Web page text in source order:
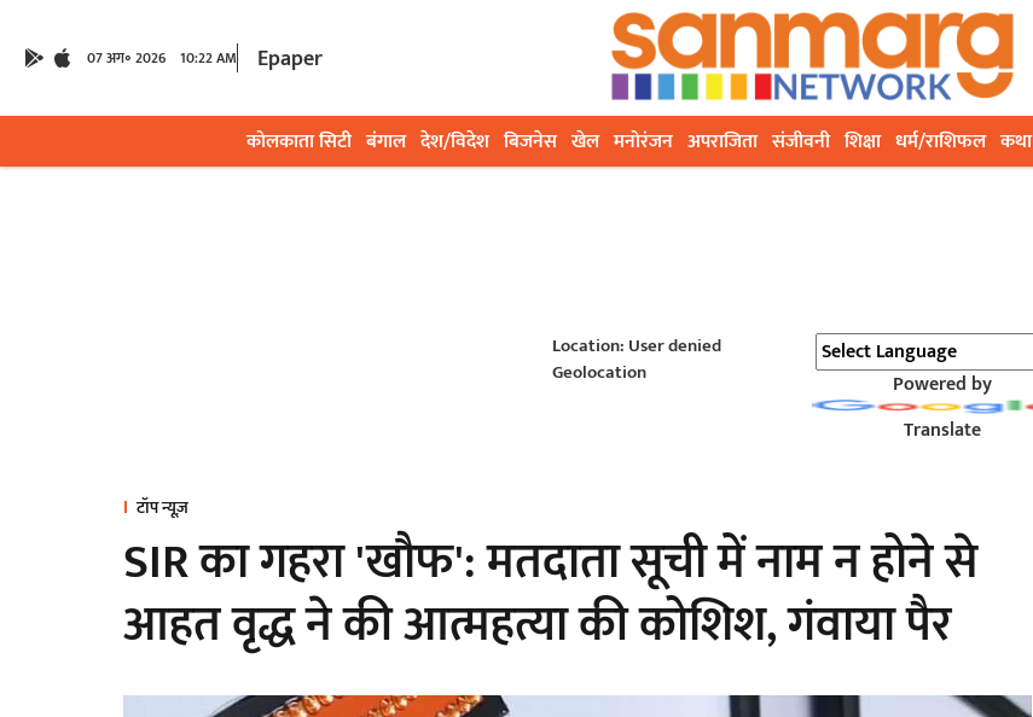
07 अग॰ 2026 10:22 AM Epaper
कोलकाता सिटी बंगाल देश/विदेश बिजनेस खेल मनोरंजन अपराजिता संजीवनी शिक्षा धर्म/राशिफल कथा
Location: User denied
Geolocation
Powered by
Translate
टॉप न्यूज़
SIR का गहरा 'खौफ': मतदाता सूची में नाम न होने से
आहत वृद्ध ने की आत्महत्या की कोशिश, गंवाया पैर